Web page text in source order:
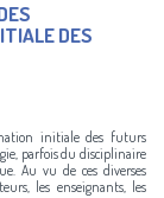
DES
initiale des futurs
parfois du disciplinaire
Au vu de ces diverses
les enseignants, les